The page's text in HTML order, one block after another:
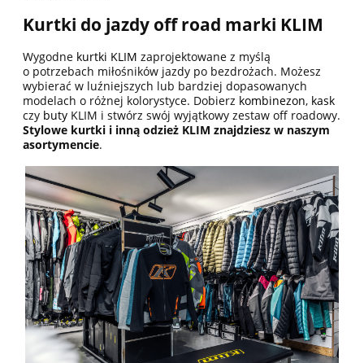
Kurtki do jazdy off road marki KLIM
Wygodne kurtki KLIM zaprojektowane z myślą
o potrzebach miłośników jazdy po bezdrożach. Możesz
wybierać w luźniejszych lub bardziej dopasowanych
modelach o różnej kolorystyce. Dobierz kombinezon, kask
czy buty KLIM i stwórz swój wyjątkowy zestaw off roadowy.
Stylowe kurtki i inną odzież KLIM znajdziesz w naszym
asortymencie.